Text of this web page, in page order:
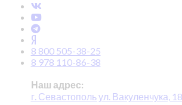
8 800 505-38-25
8 978 110-86-38
Наш адрес:
г. Севастополь ул. Вакуленчука,